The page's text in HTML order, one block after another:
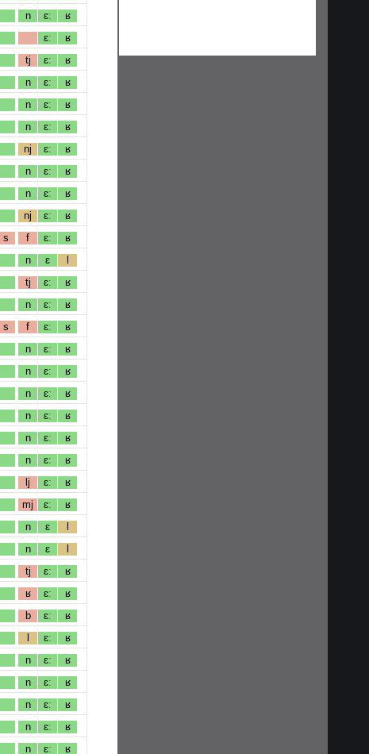
n ɛː ʁ
ɛː ʁ
tj ɛː ʁ
n ɛː ʁ
n ɛː ʁ
n ɛː ʁ
nj ɛː ʁ
n ɛː ʁ
n ɛː ʁ
nj ɛː ʁ
s f ɛː ʁ
n ɛ l
tj ɛː ʁ
n ɛː ʁ
s f ɛː ʁ
n ɛː ʁ
n ɛː ʁ
n ɛː ʁ
n ɛː ʁ
n ɛː ʁ
n ɛː ʁ
lj ɛː ʁ
mj ɛː ʁ
n ɛ l
n ɛ l
tj ɛː ʁ
ʁ ɛː ʁ
b ɛː ʁ
l ɛː ʁ
n ɛː ʁ
n ɛː ʁ
n ɛː ʁ
n ɛː ʁ
n ɛː ʁ